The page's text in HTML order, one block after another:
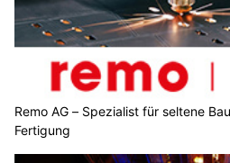
Remo AG – Spezialist für seltene
Fertigung